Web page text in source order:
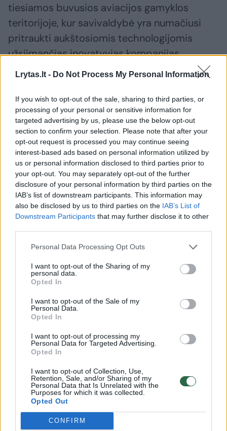
Lrytas.lt - Do Not Process My Personal Information
If you wish to opt-out of the sale, sharing to third parties, or
processing of your personal or sensitive information for
targeted advertising by us, please use the below opt-out
section to confirm your selection. Please note that after your
opt-out request is processed you may continue seeing
interest-based ads based on personal information utilized by
us or personal information disclosed to third parties prior to
your opt-out. You may separately opt-out of the further
disclosure of your personal information by third parties on the
IAB’s list of downstream participants. This information may
also be disclosed by us to third parties on the IAB’s List of
Downstream Participants that may further disclose it to other
Personal Data Processing Opt Outs
I want to opt-out of the Sharing of my
personal data.
Opted In
I want to opt-out of the Sale of my
Personal Data.
Opted In
I want to opt-out of processing my
Personal Data for Targeted Advertising.
Opted In
I want to opt-out of Collection, Use,
Retention, Sale, and/or Sharing of my
Personal Data that Is Unrelated with the
Purposes for which it was collected.
Opted Out
CONFIRM
tiesiamos buvusios aviacijos gamyklos
teritorijoje, kur savivaldybė yra numačiusi
pritraukti aukštosiomis technologijomis
užsiimančias inovatyvias kompanijas,
kuriančias didelę pridėtinę vertę.
Savivaldybė ruošia dokumentus konkursui
šios teritorijos operatoriui parinkti, tačiau
kada jis vyks, kol kas nėra aišku.
Susiję straipsniai
Centrinio pašto pastato
Kaune ateitis: reikia turtingo
Vežėjų
Tuo tarpu dabar paskelbtu pirkimu Kauno
savivaldybė siekia sutvarkyti šią 35 hektarų
dydžio teritoriją ir įrengti joje infrastruktūrą,